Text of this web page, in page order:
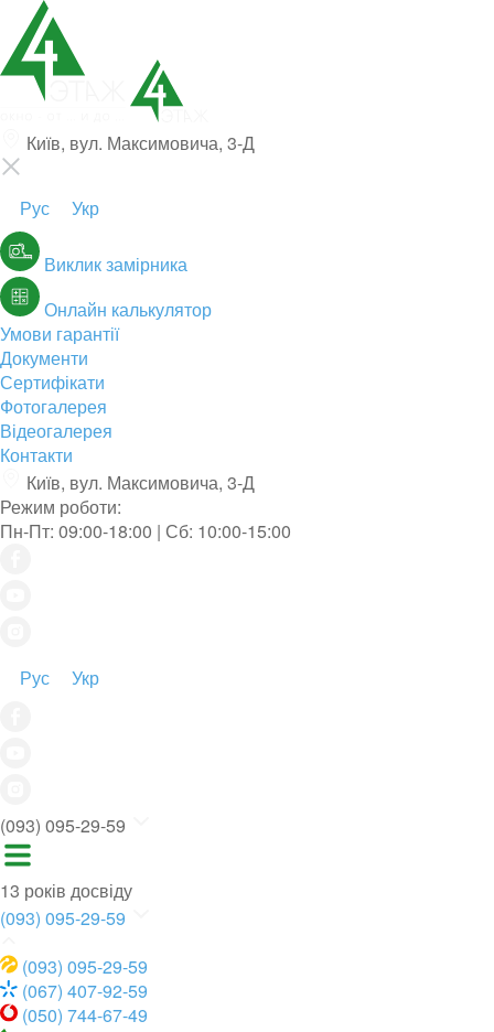
Київ, вул. Максимовича, 3-Д
Рус Укр
Виклик замірника
Онлайн калькулятор
Умови гарантії
Документи
Сертифікати
Фотогалерея
Відеогалерея
Контакти
Київ, вул. Максимовича, 3-Д
Режим роботи:
Пн-Пт: 09:00-18:00 | Сб: 10:00-15:00
Рус Укр
(093) 095-29-59
13 років досвіду
(093) 095-29-59
(093) 095-29-59
(067) 407-92-59
(050) 744-67-49